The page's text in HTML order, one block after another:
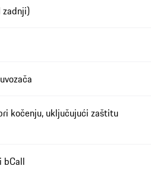
zadnji)
kočenju, uključujući zaštitu
bCall